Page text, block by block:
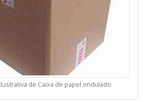
de Caixa de papel ondulado